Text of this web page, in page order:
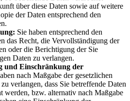
über diese Daten sowie auf weitere
der Daten entsprechend den
Sie haben entsprechend den
das Recht, die Vervollständigung der
oder die Berichtigung der Sie
Daten zu verlangen.
und Einschränkung der
nach Maßgabe der gesetzlichen
verlangen, dass Sie betreffende Daten
werden, bzw. alternativ nach Maßgabe